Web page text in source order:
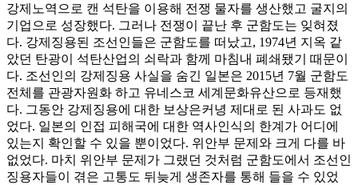
강제노역으로 캔 석탄을 이용해 전쟁 물자를 생산했고 굴지의
기업으로 성장했다. 그러나 전쟁이 끝난 후 군함도는 잊혀졌
다. 강제징용된 조선인들은 군함도를 떠났고, 1974년 지옥 같
았던 탄광이 석탄산업의 쇠락과 함께 마침내 폐쇄됐기 때문이
다. 조선인의 강제징용 사실을 숨긴 일본은 2015년 7월 군함도
전체를 관광자원화 하고 유네스코 세계문화유산으로 등재했
다. 그동안 강제징용에 대한 보상은커녕 제대로 된 사과도 없
었다. 일본의 인접 피해국에 대한 역사인식의 한계가 어디에
있는지 확인할 수 있을 뿐이었다. 위안부 문제와 크게 다를 바
없었다. 마치 위안부 문제가 그랬던 것처럼 군함도에서 조선인
징용자들이 겪은 고통도 뒤늦게 생존자를 통해 들을 수 있었